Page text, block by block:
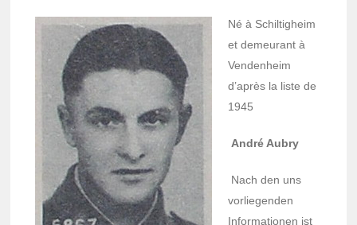
Né à Schil­ti­gheim
et demeu­rant à
Venden­heim
d’après la liste de
1945
André Aubry
Nach den uns
vorlie­gen­den
Infor­ma­tio­nen ist